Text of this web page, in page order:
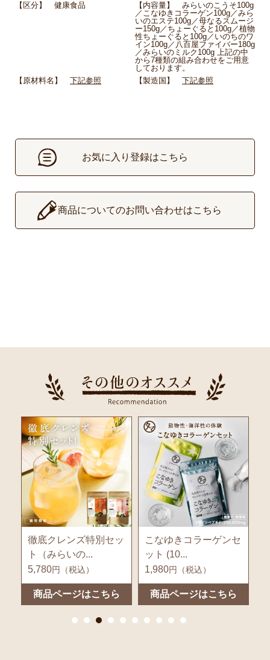
【区分】 健康食品
【内容量】 みらいのこうそ100g
／こなゆきコラーゲン100g／みら
いのエステ100g／母なるスムージ
ー150g／ちょーぐると100g／植物
性ちょーぐると100g／いのちのワ
イン100g／八百屋ファイバー180g
／みらいのミルク100g 上記の中
から7種類の組み合わせをご用意
しております。
【原材料名】 下記参照 【製造国】 下記参照
お気に入り登録はこちら
▶商品についてのお問い合わせはこちら
こなゆきコラーゲンセ
ット (10...
1,980円（税込）
商品ページはこちら
Nanacarat Vitami...
2,990円（税込）
商品ページはこちら